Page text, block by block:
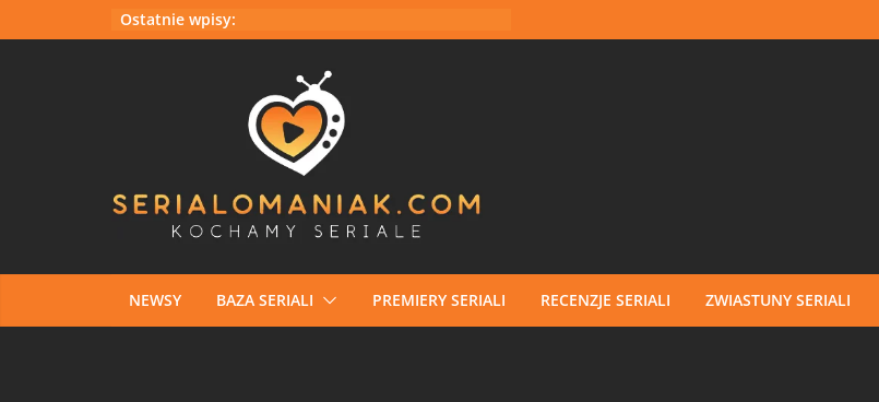
do
Ostatnie wpisy:
NEWSY BAZA SERIALI PREMIERY SERIALI RECENZJE SERIALI ZWIASTUNY SERIALI